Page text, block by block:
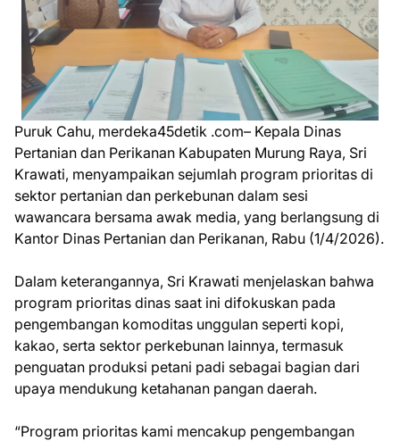
Puruk Cahu, merdeka45detik .com– Kepala Dinas
Pertanian dan Perikanan Kabupaten Murung Raya, Sri
Krawati, menyampaikan sejumlah program prioritas di
sektor pertanian dan perkebunan dalam sesi
wawancara bersama awak media, yang berlangsung di
Kantor Dinas Pertanian dan Perikanan, Rabu (1/4/2026).
Dalam keterangannya, Sri Krawati menjelaskan bahwa
program prioritas dinas saat ini difokuskan pada
pengembangan komoditas unggulan seperti kopi,
kakao, serta sektor perkebunan lainnya, termasuk
penguatan produksi petani padi sebagai bagian dari
upaya mendukung ketahanan pangan daerah.
“Program prioritas kami mencakup pengembangan